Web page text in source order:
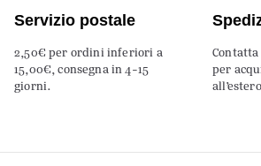
Servizio postale
2,50€ per ordini inferiori a
15,00€, consegna in 4-15
giorni.
Contatta
per